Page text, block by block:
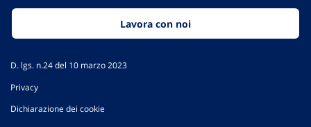
Lavora con noi
D. lgs. n.24 del 10 marzo 2023
Privacy
Dichiarazione dei cookie